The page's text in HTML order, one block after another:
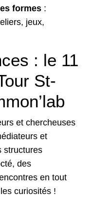
formes :
jeux,
: le 11
St-
et chercheuses
et
structures
des
en tout
curiosités !